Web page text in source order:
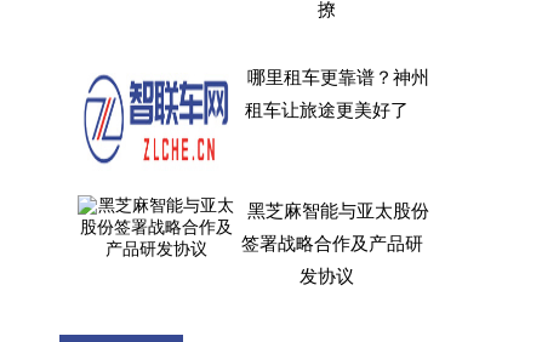
撩
哪里租车更靠谱？神州
租车让旅途更美好了
黑芝麻智能与亚太股份
签署战略合作及产品研
发协议